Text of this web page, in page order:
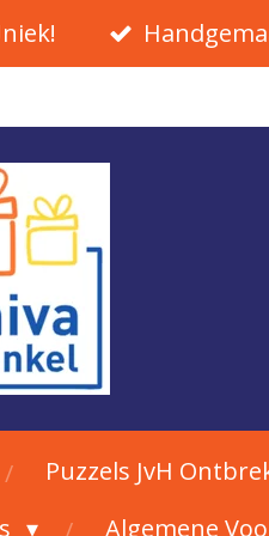
Puzzels JvH
Algemene